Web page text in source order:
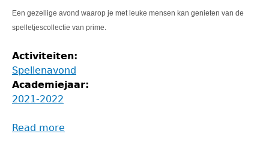
Een gezellige avond waarop je met leuke mensen kan genieten van de
spelletjescollectie van prime.
Activiteiten:
Spellenavond
Academiejaar:
2021-2022
Read more